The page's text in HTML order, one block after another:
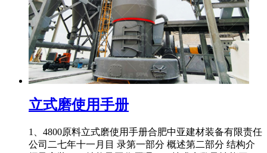
立式磨使用手册
1、4800原料立式磨使用手册合肥中亚建材装备有限责任
公司二七年十一月目 录第一部分 概述第二部分 结构介